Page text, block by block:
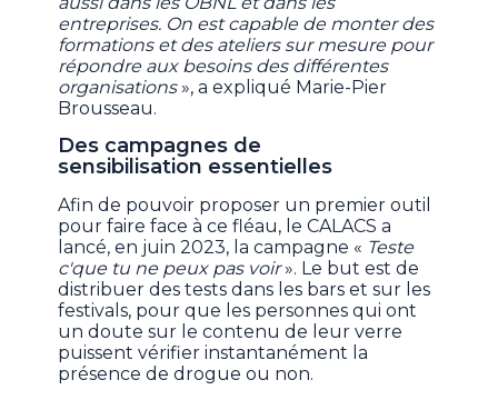
entreprises. On est capable de monter des
formations et des ateliers sur mesure pour
répondre aux besoins des différentes
organisations», a expliqué Marie-Pier
Brousseau.
Des campagnes de
sensibilisation essentielles
Afin de pouvoir proposer un premier outil
pour faire face à ce fléau, le CALACS a
lancé, en juin 2023, la campagne « Teste
c'que tu ne peux pas voir». Le but est de
distribuer des tests dans les bars et sur les
festivals, pour que les personnes qui ont
un doute sur le contenu de leur verre
puissent vérifier instantanément la
présence de drogue ou non.